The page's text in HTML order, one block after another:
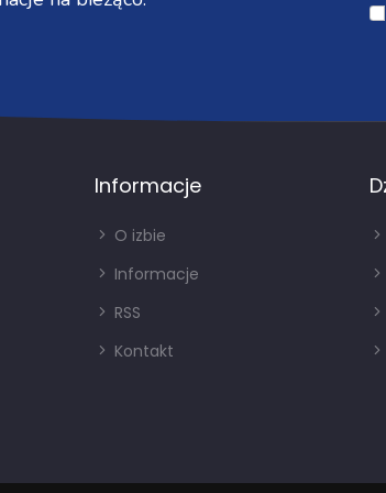
Informacje
O izbie
Informacje
RSS
Kontakt